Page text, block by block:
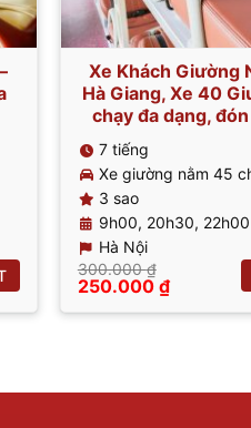
Xe Khách Giường
Hà Giang, Xe 40
chạy đa dạng,
7 tiếng
Xe giường nằm 45
3 sao
9h00, 20h30, 22h00
Hà Nội
300.000₫
Giá
là:
250.000 ₫Giá
hiện
tại